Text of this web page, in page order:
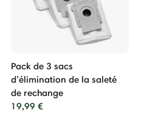
Pack de 3 sacs
d’élimination de la saleté
de rechange
19,99 €